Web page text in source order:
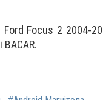
Ford Focus 2 2004-